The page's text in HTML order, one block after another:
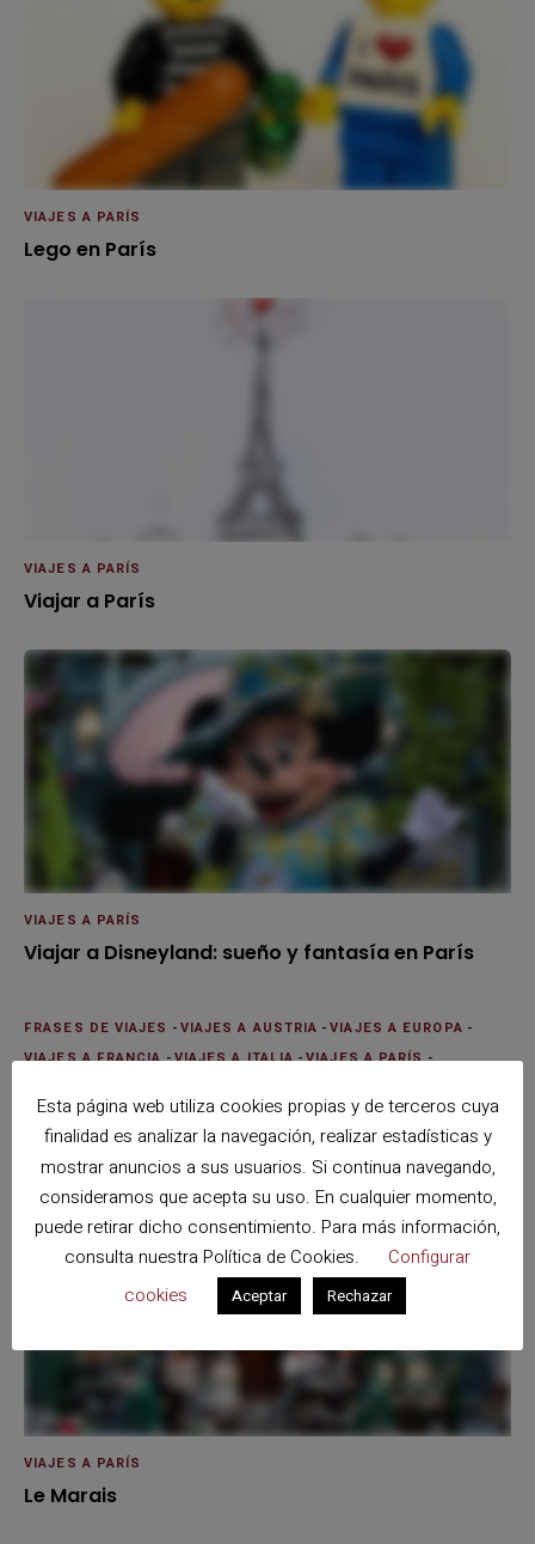
VIAJES A PARÍS
Lego en París
VIAJES A PARÍS
Viajar a París
VIAJES A PARÍS
Viajar a Disneyland: sueño y fantasía en París
FRASES DE VIAJES -VIAJES A AUSTRIA -VIAJES A EUROPA -
VIAJES A FRANCIA-VIAJES A ITALIA-VIAJES A PARÍS-
La primavera en París, Viena y Venecia: vívela en
7 días
VIAJES A PARÍS
Le Marais
Esta página web utiliza cookies propias y de terceros cuya
finalidad es analizar la navegación, realizar estadísticas y
mostrar anuncios a sus usuarios. Si continua navegando,
consideramos que acepta su uso. En cualquier momento,
puede retirar dicho consentimiento. Para más información,
consulta nuestra Política de Cookies.
Configurar
cookies
Aceptar Rechazar